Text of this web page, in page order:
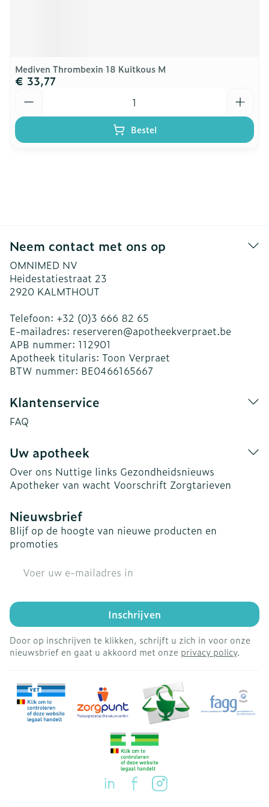
Mediven Thrombexin 18 Kuitkous M
€ 33,77
Bestel
Neem contact met ons op
OMNIMED NV
Heidestatiestraat 23
2920 KALMTHOUT
Telefoon: +32 (0)3 666 82 65
E-mailadres: reserveren@apotheekverpraet.be
APB nummer: 112901
Apotheek titularis: Toon Verpraet
BTW nummer: BE0466165667
Klantenservice
FAQ
Uw apotheek
Over ons Nuttige links Gezondheidsnieuws
Apotheker van wacht Voorschrift Zorgtarieven
Nieuwsbrief
Blijf op de hoogte van nieuwe producten en
promoties
Inschrijven
Door op inschrijven te klikken, schrijft u zich in voor onze
nieuwsbrief en gaat u akkoord met onze privacy policy.